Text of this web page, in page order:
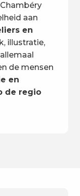
Chambéry
aan
en
illustratie,
de mensen
en
de regio